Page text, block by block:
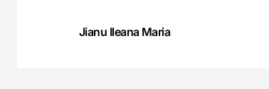
Jianu Ileana Maria